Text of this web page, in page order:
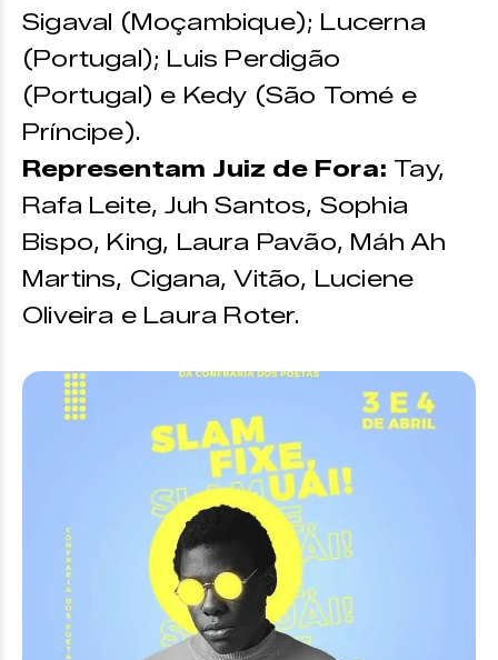
Sigaval (Moçambique); Lucerna
(Portugal); Luis Perdigão
(Portugal) e Kedy (São Tomé e
Príncipe).
Representam Juiz de Fora: Tay,
Rafa Leite, Juh Santos, Sophia
Bispo, King, Laura Pavão, Máh Ah
Martins, Cigana, Vitão, Luciene
Oliveira e Laura Roter.